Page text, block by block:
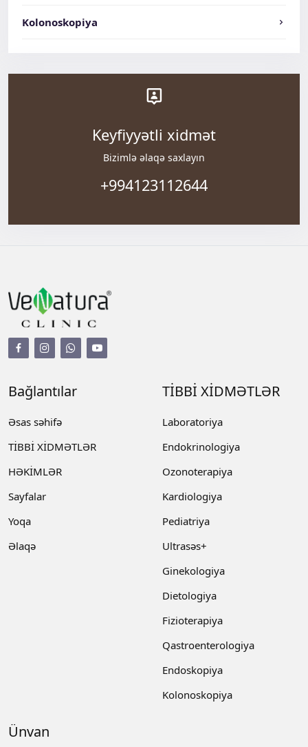
Kolonoskopiya
Keyfiyyətli xidmət
Bizimlə əlaqə saxlayın
+994123112644
Bağlantılar
Əsas səhifə
TİBBİ XİDMƏTLƏR
HƏKİMLƏR
Sayfalar
Yoqa
Əlaqə
TİBBİ XİDMƏTLƏR
Laboratoriya
Endokrinologiya
Ozonoterapiya
Kardiologiya
Pediatriya
Ultrasəs+
Ginekologiya
Dietologiya
Fizioterapiya
Qastroenterologiya
Endoskopiya
Kolonoskopiya
Ünvan